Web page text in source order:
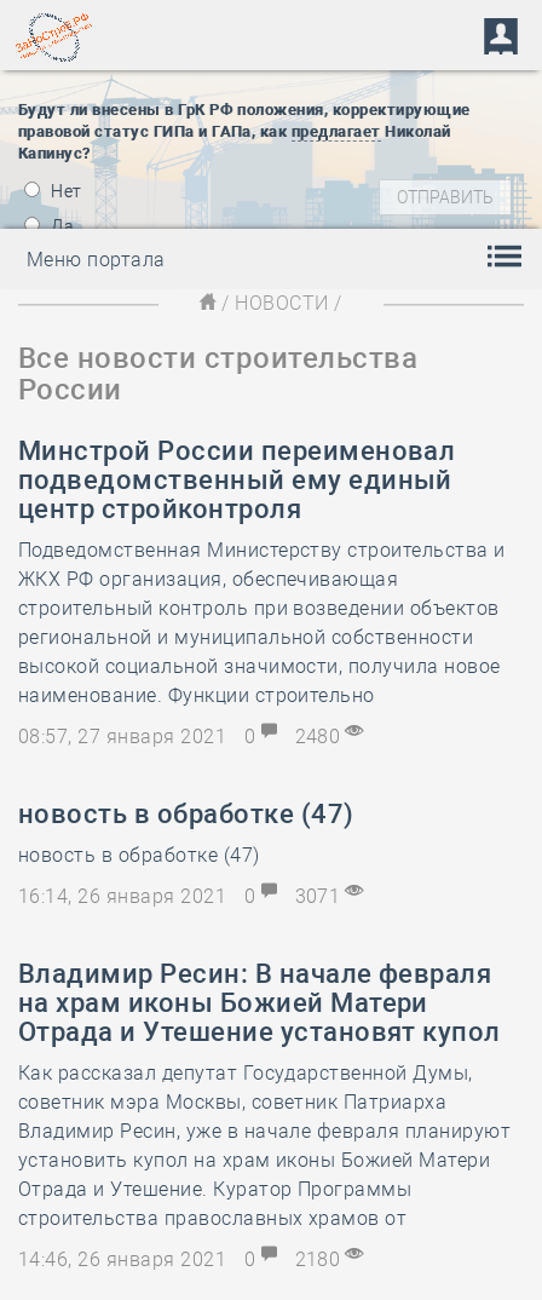
Будут ли внесены в ГрК РФ положения, корректирующие
правовой статус ГИПа и ГАПа, как предлагает Николай
Капинус?
Нет
Да
Меню портала
/ НОВОСТИ /
Все новости строительства
России
Минстрой России переименовал
подведомственный ему единый
центр стройконтроля
Подведомственная Министерству строительства и
ЖКХ РФ организация, обеспечивающая
строительный контроль при возведении объектов
региональной и муниципальной собственности
высокой социальной значимости, получила новое
наименование. Функции строительно
08:57, 27 января 2021
0 2480
новость в обработке (47)
новость в обработке (47)
16:14, 26 января 2021
0 3071
Владимир Ресин: В начале февраля
на храм иконы Божией Матери
Отрада и Утешение установят купол
Как рассказал депутат Государственной Думы,
советник мэра Москвы, советник Патриарха
Владимир Ресин, уже в начале февраля планируют
установить купол на храм иконы Божией Матери
Отрада и Утешение. Куратор Программы
строительства православных храмов от
14:46, 26 января 2021
0 2180